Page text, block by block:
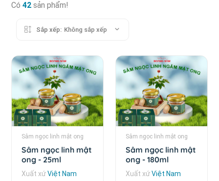
Có42 sản phẩm!
Sắp xếp: Không sắp xếp
Sâm ngọc linh mật ong
Sâm ngọc linh mật
ong - 25ml
Xuất xứViệt Nam
Sâm ngọc linh mật ong
Sâm ngọc linh mật
ong - 180ml
Xuất xứViệt Nam